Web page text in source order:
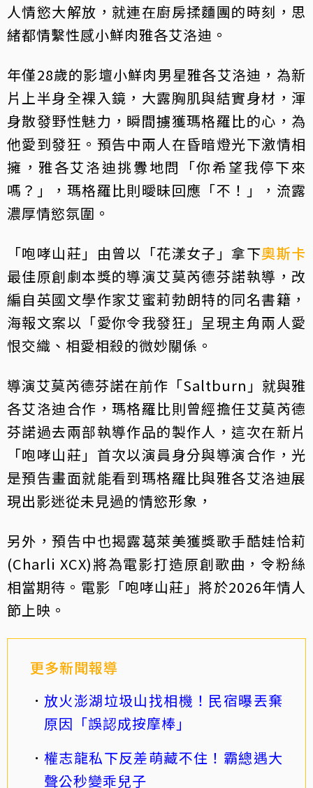
人情慾大解放，就連在廚房揉麵團的時刻，思
緒都情繫性感小鮮肉雅各艾洛迪。
年僅28歲的影壇小鮮肉男星雅各艾洛迪，為新
片上半身全裸入鏡，大露胸肌與結實身材，渾
身散發野性魅力，瞬間擄獲瑪格羅比的心，為
他愛到發狂。預告中兩人在昏暗燈光下激情相
擁，雅各艾洛迪挑釁地問「你希望我停下來
嗎？」，瑪格羅比則曖昧回應「不！」，流露
濃厚情慾氛圍。
「咆哮山莊」由曾以「花漾女子」拿下奧斯卡
最佳原創劇本獎的導演艾莫芮德芬諾執導，改
編自英國文學作家艾蜜莉勃朗特的同名書籍，
海報文案以「愛你令我發狂」呈現主角兩人愛
恨交織、相愛相殺的微妙關係。
導演艾莫芮德芬諾在前作「Saltburn」就與雅
各艾洛迪合作，瑪格羅比則曾經擔任艾莫芮德
芬諾過去兩部執導作品的製作人，這次在新片
「咆哮山莊」首次以演員身分與導演合作，光
是預告畫面就能看到瑪格羅比與雅各艾洛迪展
現出影迷從未見過的情慾形象，
另外，預告中也揭露葛萊美獲獎歌手酷娃恰莉
(Charli XCX)將為電影打造原創歌曲，令粉絲
相當期待。電影「咆哮山莊」將於2026年情人
節上映。
更多新聞報導
放火澎湖垃圾山找相機！民宿曝丟棄
原因「誤認成按摩棒」
權志龍私下反差萌藏不住！霸總遇大
聲公秒變乖兒子